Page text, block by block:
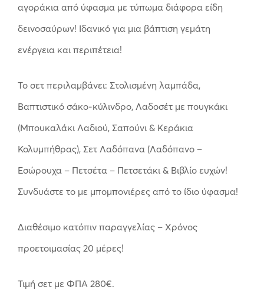
αγοράκια από ύφασμα με τύπωμα διάφορα είδη
δεινοσαύρων! Ιδανικό για μια βάπτιση γεμάτη
ενέργεια και περιπέτεια!
Το σετ περιλαμβάνει: Στολισμένη λαμπάδα,
Βαπτιστικό σάκο-κύλινδρο, Λαδοσέτ με πουγκάκι
(Μπουκαλάκι Λαδιού, Σαπούνι & Κεράκια
Κολυμπήθρας), Σετ Λαδόπανα (Λαδόπανο –
Εσώρουχα – Πετσέτα – Πετσετάκι & Βιβλίο ευχών!
Συνδυάστε το με μπομπονιέρες από το ίδιο ύφασμα!
Διαθέσιμο κατόπιν παραγγελίας – Χρόνος
προετοιμασίας 20 μέρες!
Τιμή σετ με ΦΠΑ 280€.